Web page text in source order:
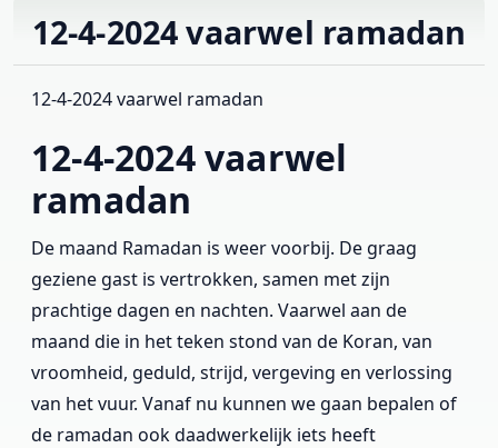
12-4-2024 vaarwel ramadan
12-4-2024 vaarwel ramadan
12-4-2024 vaarwel
ramadan
De maand Ramadan is weer voorbij. De graag
geziene gast is vertrokken, samen met zijn
prachtige dagen en nachten. Vaarwel aan de
maand die in het teken stond van de Koran, van
vroomheid, geduld, strijd, vergeving en verlossing
van het vuur. Vanaf nu kunnen we gaan bepalen of
de ramadan ook daadwerkelijk iets heeft